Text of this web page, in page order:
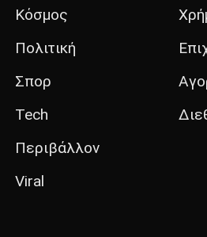
Κόσμος
Πολιτική
Σπορ
Tech
Περιβάλλον
Viral